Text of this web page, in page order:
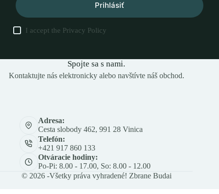
Prihlásiť
I accept the Privacy Policy
Spojte sa s nami.
Kontaktujte nás elektronicky alebo navštívte náš obchod.
Adresa:
Cesta slobody 462, 991 28 Vinica
Telefón:
+421 917 860 133
Otváracie hodiny:
Po-Pi: 8.00 - 17.00, So: 8.00 - 12.00
© 2026 -Všetky práva vyhradené! Zbrane Budai